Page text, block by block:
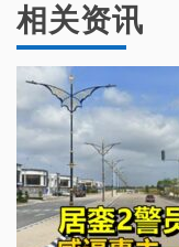
相关资讯